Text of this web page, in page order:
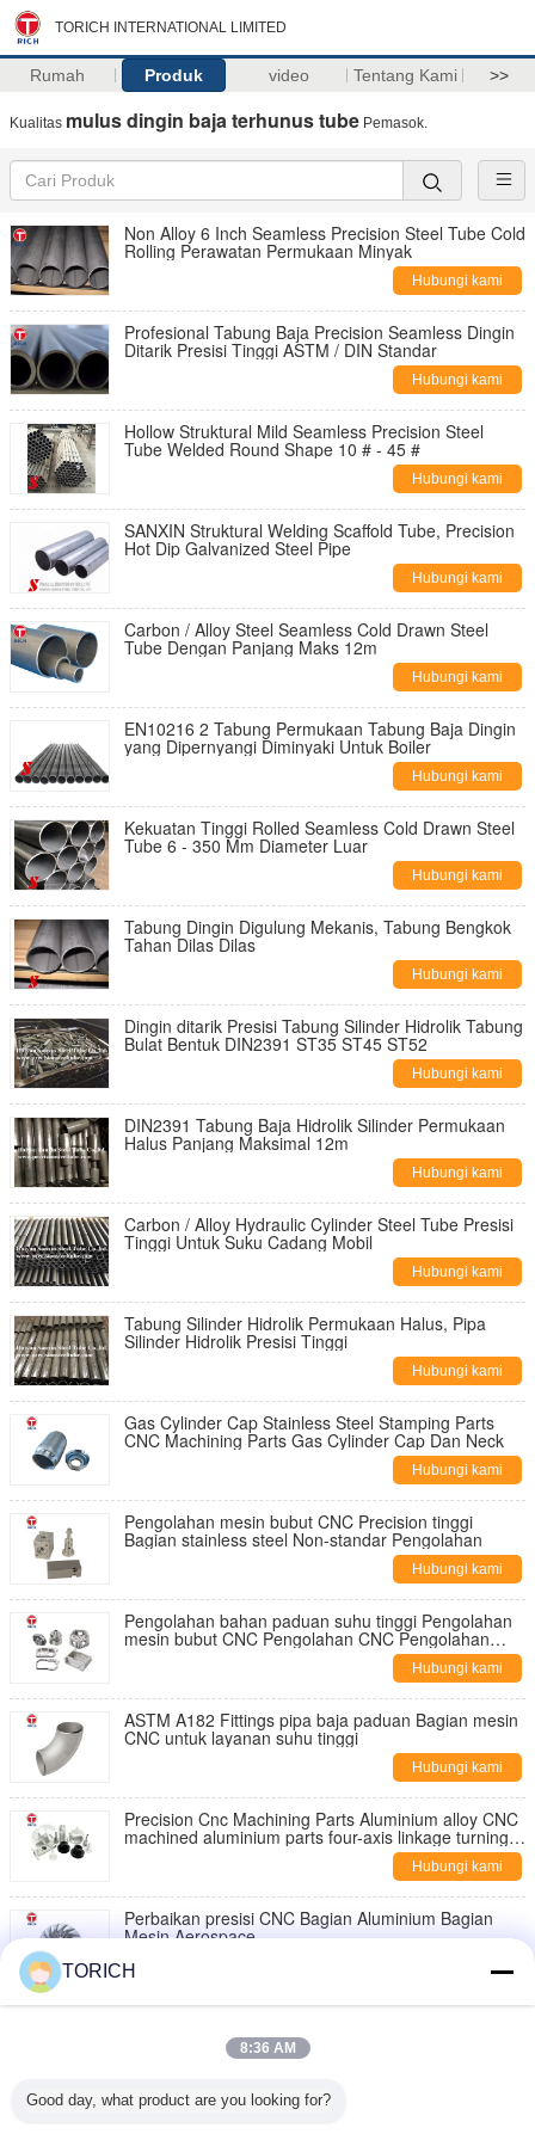
TORICH INTERNATIONAL LIMITED
Rumah Produk video Tentang Kami >>
Kualitas mulus dingin baja terhunus tube Pemasok.
Non Alloy 6 Inch Seamless Precision Steel Tube Cold
Rolling Perawatan Permukaan Minyak
Hubungi kami
Profesional Tabung Baja Precision Seamless Dingin
Ditarik Presisi Tinggi ASTM / DIN Standar
Hubungi kami
Hollow Struktural Mild Seamless Precision Steel
Tube Welded Round Shape 10 # - 45 #
Hubungi kami
SANXIN Struktural Welding Scaffold Tube, Precision
Hot Dip Galvanized Steel Pipe
Hubungi kami
Carbon / Alloy Steel Seamless Cold Drawn Steel
Tube Dengan Panjang Maks 12m
Hubungi kami
EN10216 2 Tabung Permukaan Tabung Baja Dingin
yang Dipernyangi Diminyaki Untuk Boiler
Hubungi kami
Kekuatan Tinggi Rolled Seamless Cold Drawn Steel
Tube 6 - 350 Mm Diameter Luar
Hubungi kami
Tabung Dingin Digulung Mekanis, Tabung Bengkok
Tahan Dilas Dilas
Hubungi kami
Dingin ditarik Presisi Tabung Silinder Hidrolik Tabung
Bulat Bentuk DIN2391 ST35 ST45 ST52
Hubungi kami
DIN2391 Tabung Baja Hidrolik Silinder Permukaan
Halus Panjang Maksimal 12m
Hubungi kami
Carbon / Alloy Hydraulic Cylinder Steel Tube Presisi
Tinggi Untuk Suku Cadang Mobil
Hubungi kami
Tabung Silinder Hidrolik Permukaan Halus, Pipa
Silinder Hidrolik Presisi Tinggi
Hubungi kami
Gas Cylinder Cap Stainless Steel Stamping Parts
CNC Machining Parts Gas Cylinder Cap Dan Neck
Hubungi kami
Pengolahan mesin bubut CNC Precision tinggi
Bagian stainless steel Non-standar Pengolahan
Hubungi kami
Pengolahan bahan paduan suhu tinggi Pengolahan
mesin bubut CNC Pengolahan CNC Pengolahan
Hubungi kami
ASTM A182 Fittings pipa baja paduan Bagian mesin
CNC untuk layanan suhu tinggi
Hubungi kami
Precision Cnc Machining Parts Aluminium alloy CNC
machined aluminium parts four-axis linkage turning
Hubungi kami
Perbaikan presisi CNC Bagian Aluminium Bagian
Mesin Aerospace
Kendaraan Energi Baru Casing Pendingin Air
CNC Aluminium Milling Machining Parts CNC Lathe
TORICH
8:36 AM
Good day, what product are you looking for?